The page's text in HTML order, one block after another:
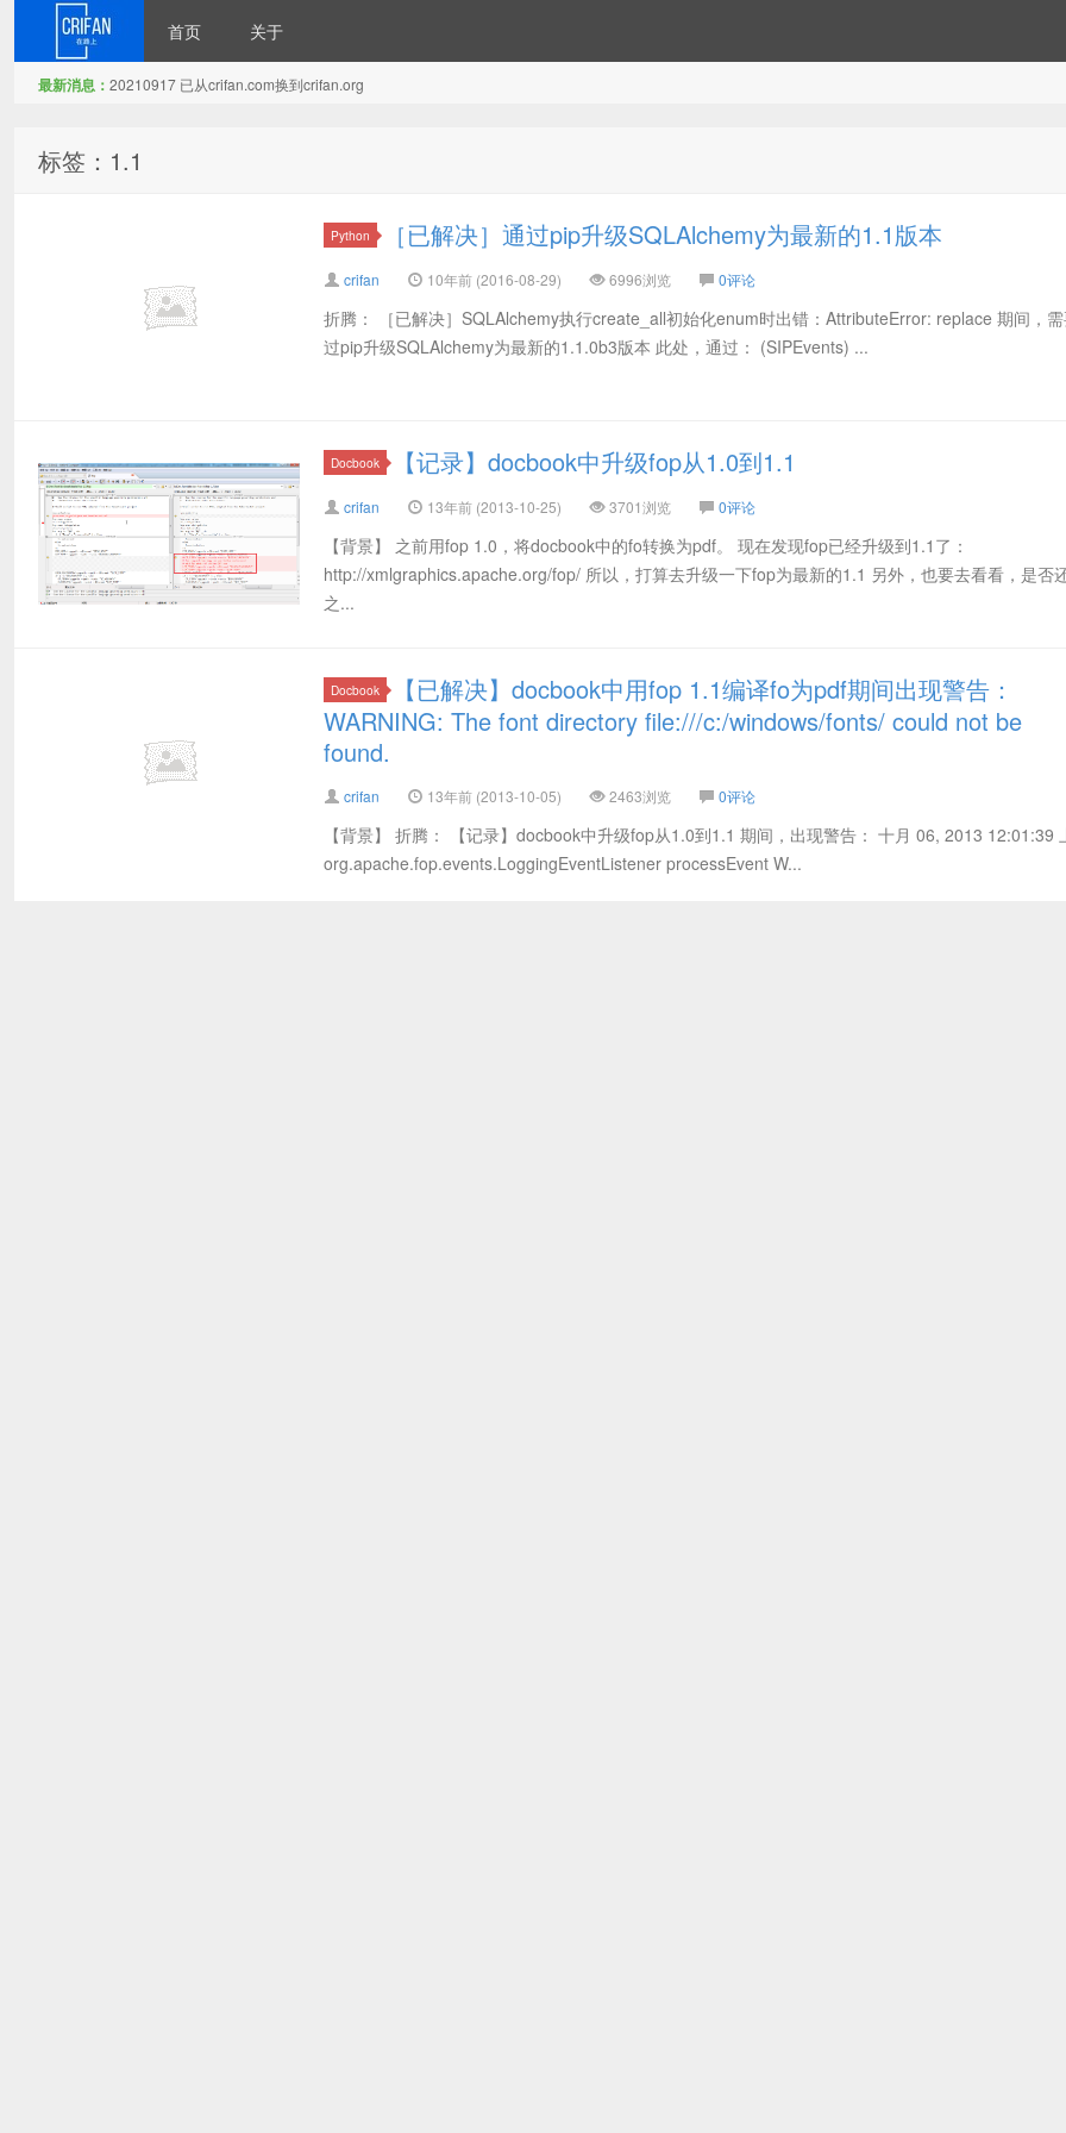
首页 关于
最新消息： 20210917 已从crifan.com换到crifan.org
标签：1.1
Python ［已解决］通过pip升级SQLAlchemy为最新的1.1版本
crifan 10年前 (2016-08-29) 6996浏览 0评论
折腾： ［已解决］SQLAlchemy执行create_all初始化enum时出错：AttributeError: replace 期间，需
过pip升级SQLAlchemy为最新的1.1.0b3版本 此处，通过： (SIPEvents) ...
Docbook 【记录】docbook中升级fop从1.0到1.1
crifan 13年前 (2013-10-25) 3701浏览 0评论
【背景】 之前用fop 1.0，将docbook中的fo转换为pdf。 现在发现fop已经升级到1.1了：
http://xmlgraphics.apache.org/fop/ 所以，打算去升级一下fop为最新的1.1 另外，也要去看看，是否
之...
Docbook
【已解决】docbook中用fop 1.1编译fo为pdf期间出现警告：
WARNING: The font directory file:///c:/windows/fonts/ could not be
found.
crifan 13年前 (2013-10-05) 2463浏览 0评论
【背景】 折腾： 【记录】docbook中升级fop从1.0到1.1 期间，出现警告： 十月 06, 2013 12:01:39
org.apache.fop.events.LoggingEventListener processEvent W...